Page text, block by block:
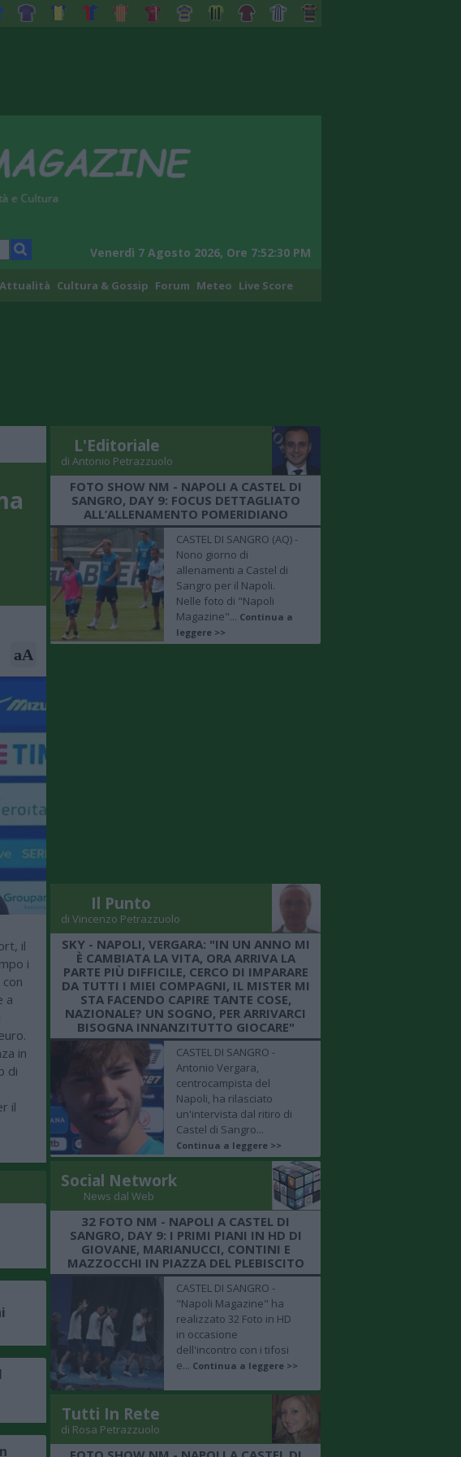
Venerdì 7 Agosto 2026, Ore 7:52:31 PM
Attualità Cultura & Gossip Forum Meteo Live Score
aA
il
i
a
in
di
il
L'Editoriale
di Antonio Petrazzuolo
FOTO SHOW NM - NAPOLI A CASTEL DI
SANGRO, DAY 9: FOCUS DETTAGLIATO
ALL’ALLENAMENTO POMERIDIANO
CASTEL DI SANGRO (AQ) -
Nono giorno di
allenamenti a Castel di
Sangro per il Napoli.
Nelle foto di "Napoli
Magazine"... Continua a
leggere >>
Il Punto
di Vincenzo Petrazzuolo
SKY - NAPOLI, VERGARA: "IN UN ANNO MI
È CAMBIATA LA VITA, ORA ARRIVA LA
PARTE PIÙ DIFFICILE, CERCO DI IMPARARE
DA TUTTI I MIEI COMPAGNI, IL MISTER MI
STA FACENDO CAPIRE TANTE COSE,
NAZIONALE? UN SOGNO, PER ARRIVARCI
BISOGNA INNANZITUTTO GIOCARE"
CASTEL DI SANGRO -
Antonio Vergara,
centrocampista del
Napoli, ha rilasciato
un'intervista dal ritiro di
Castel di Sangro...
Continua a leggere >>
Social Network
News dal Web
32 FOTO NM - NAPOLI A CASTEL DI
SANGRO, DAY 9: I PRIMI PIANI IN HD DI
GIOVANE, MARIANUCCI, CONTINI E
MAZZOCCHI IN PIAZZA DEL PLEBISCITO
CASTEL DI SANGRO -
"Napoli Magazine" ha
realizzato 32 Foto in HD
in occasione
dell'incontro con i tifosi
e... Continua a leggere >>
Tutti In Rete
di Rosa Petrazzuolo